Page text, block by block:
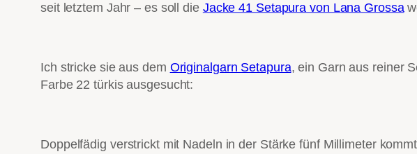
seit letztem Jahr – es soll die Jacke 41 Setapura von Lana Grossa
Ich stricke sie aus dem Originalgarn Setapura, ein Garn aus reiner
Farbe 22 türkis ausgesucht:
Doppelfädig verstrickt mit Nadeln in der Stärke fünf Millimeter